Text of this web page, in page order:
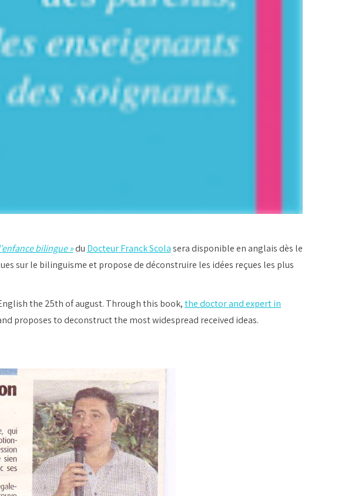
bilingue »du Docteur Franck Scolasera disponible en anglais dès le
sur le bilinguisme et propose de déconstruire les idées reçues les plus
the 25th of august. Through this book,the doctor and expert in
proposes to deconstruct the most widespread received ideas.